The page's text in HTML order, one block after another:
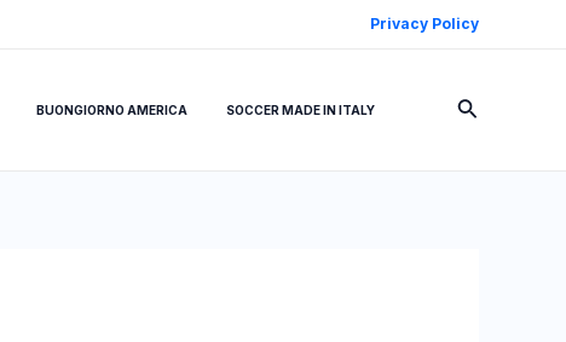
Privacy Policy
BUONGIORNO AMERICA SOCCER MADE IN ITALY Cerca